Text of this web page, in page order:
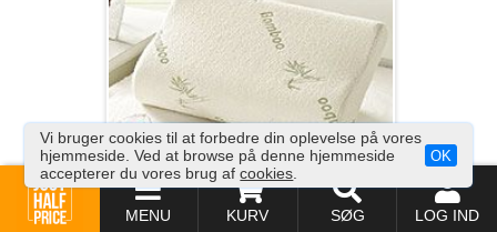
MENU KURV SØG LOG IND
NASA memory skumpude
Nu kan du sove skønt!
Vi bruger cookies til at forbedre din oplevelse på vores
hjemmeside. Ved at browse på denne hjemmeside
accepterer du vores brug afcookies
OK